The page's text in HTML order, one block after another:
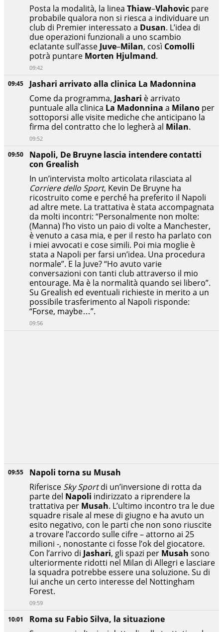
10:01
Roma su Fabio Silva, la situazione
09:55
Napoli torna su Musah
Riferisce Sky Sportdi un’inversione di rotta da
parte del Napoli indirizzato a riprendere la
trattativa per Musah. L’ultimo incontro tra le due
squadre risale al mese di giugno e ha avuto un
esito negativo, con le parti che non sono riuscite
a trovare l’accordo sulle cifre – attorno ai 25
milioni -, nonostante ci fosse l’ok del giocatore.
Con l’arrivo di Jashari, gli spazi per Musah sono
ulteriormente ridotti nel Milan di Allegri e lasciare
la squadra potrebbe essere una soluzione. Su di
lui anche un certo interesse del Nottingham
Forest.
09:59
09:50
Napoli, De Bruyne lascia intendere contatti
con Grealish
In un’intervista molto articolata rilasciata al
Corriere dello Sport, Kevin De Bruyne ha
ricostruito come e perché ha preferito il Napoli
ad altre mete. La trattativa è stata accompagnata
da molti incontri: “Personalmente non molte:
(Manna) l’ho visto un paio di volte a Manchester,
è venuto a casa mia, e per il resto ha parlato con
i miei avvocati e cose simili. Poi mia moglie è
stata a Napoli per farsi un’idea. Una procedura
normale”. E la Juve? “Ho avuto varie
conversazioni con tanti club attraverso il mio
entourage. Ma è la normalità quando sei libero”.
Su Grealish ed eventuali richieste in merito a un
possibile trasferimento al Napoli risponde:
“Forse, maybe…”.
09:56
09:45
Jashari arrivato alla clinica La Madonnina
Come da programma, Jashari è arrivato
puntuale alla clinica La Madonnina a Milano per
sottoporsi alle visite mediche che anticipano la
firma del contratto che lo legherà al Milan.
09:52
Posta la modalità, la linea Thiaw–Vlahovic pare
probabile qualora non si riesca a individuare un
club di Premier interessato a Dusan. L’idea di
due operazioni funzionali a uno scambio
eclatante sull’asse Juve–Milan, così Comolli
potrà puntare Morten Hjulmand.
09:42